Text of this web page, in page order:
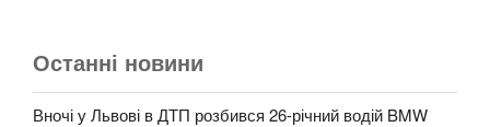
Останні новини
Вночі у Львові в ДТП розбився 26-річний водій BMW